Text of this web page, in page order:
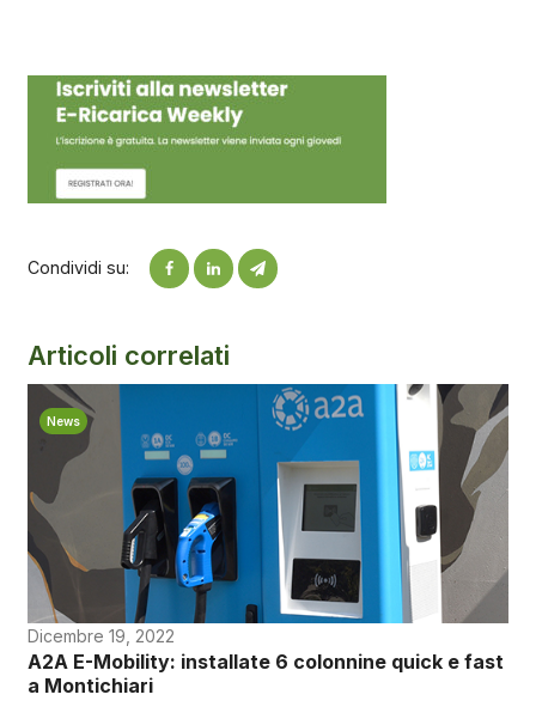
Condividi su:
Articoli correlati
News
Dicembre 19, 2022
A2A E-Mobility: installate 6 colonnine quick e fast
a Montichiari